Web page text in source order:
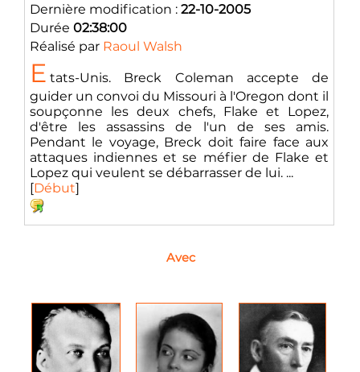
Dernière modification : 22-10-2005
Durée 02:38:00
Réalisé par Raoul Walsh
E tats-Unis. Breck Coleman accepte de
guider un convoi du Missouri à l'Oregon dont il
soupçonne les deux chefs, Flake et Lopez,
d'être les assassins de l'un de ses amis.
Pendant le voyage, Breck doit faire face aux
attaques indiennes et se méfier de Flake et
Lopez qui veulent se débarrasser de lui. ...
[Début]
Avec